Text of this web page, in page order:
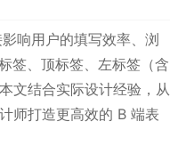
响用户的填写效率、浏
签、顶标签、左标签（含
文结合实际设计经验，从
师打造更高效的 B 端表